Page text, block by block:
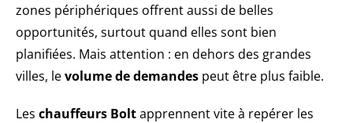
zones périphériques offrent aussi de belles
opportunités, surtout quand elles sont bien
planifiées. Mais attention : en dehors des grandes
villes, levolume de demandes peut être plus faible.
Les chauffeurs Boltapprennent vite à repérer les